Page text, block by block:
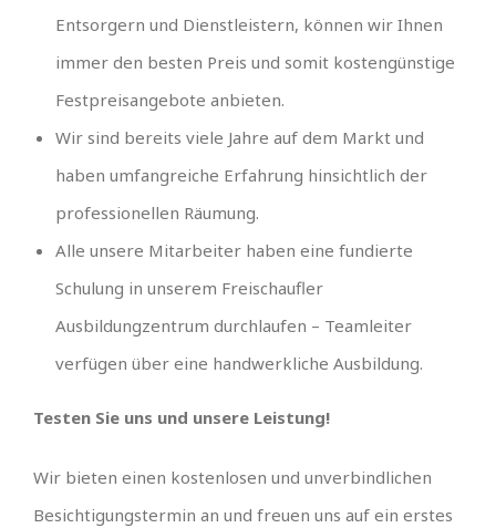
Entsorgern und Dienstleistern, können wir Ihnen
immer den besten Preis und somit kostengünstige
Festpreisangebote anbieten.
Wir sind bereits viele Jahre auf dem Markt und
haben umfangreiche Erfahrung hinsichtlich der
professionellen Räumung.
Alle unsere Mitarbeiter haben eine fundierte
Schulung in unserem Freischaufler
Ausbildungzentrum durchlaufen – Teamleiter
verfügen über eine handwerkliche Ausbildung.
Testen Sie uns und unsere Leistung!
Wir bieten einen kostenlosen und unverbindlichen
Besichtigungstermin an und freuen uns auf ein erstes